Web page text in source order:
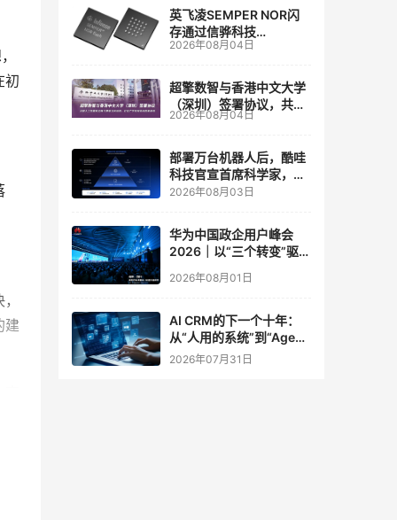
初
建
英飞凌SEMPER NOR闪
存通过信骅科技
AST2700 BMC认证，全
管理
2026年08月04日
超擎数智与香港中文大学
（深圳）签署协议，共建
人工智能和边缘计算联合
2026年08月04日
部署万台机器人后，酷哇
科技官宣首席科学家，要
让世界模型交付生产力
2026年08月03日
华为中国政企用户峰会
2026｜以“三个转变”驱动
2026年08月01日
AI CRM的下一个十年：
从“人用的系统”到“Agent
调用的底座”
2026年07月31日